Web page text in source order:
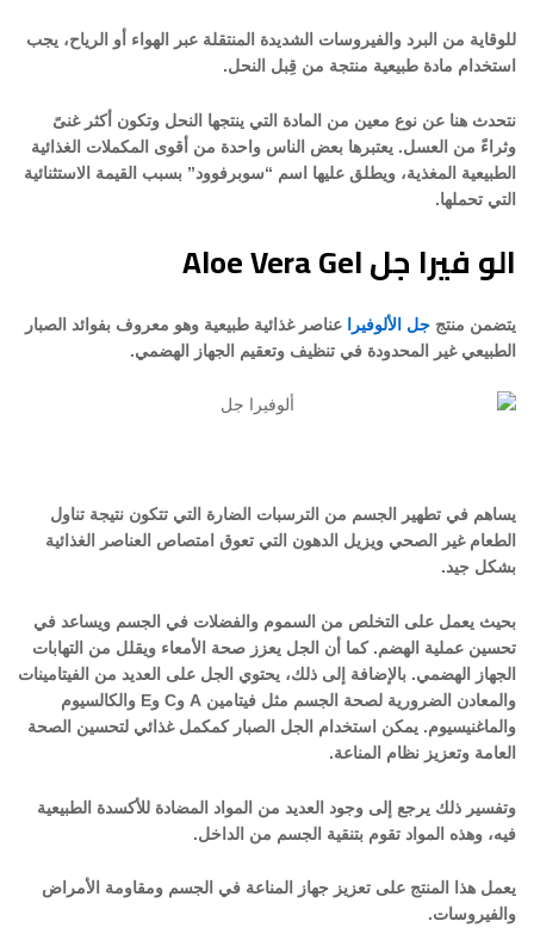
للوقاية من البرد والفيروسات الشديدة المنتقلة عبر الهواء أو الرياح، يجب
استخدام مادة طبيعية منتجة من قِبل النحل.
نتحدث هنا عن نوع معين من المادة التي ينتجها النحل وتكون أكثر غنىً
وثراءً من العسل. يعتبرها بعض الناس واحدة من أقوى المكملات الغذائية
الطبيعية المغذية، ويطلق عليها اسم “سوبرفوود” بسبب القيمة الاستثنائية
التي تحملها.
الو فيرا جل Aloe Vera Gel
يتضمن منتج جل الألوفيرا
عناصر غذائية طبيعية وهو معروف بفوائد الصبار
الطبيعي غير المحدودة في تنظيف وتعقيم الجهاز الهضمي.
يساهم في تطهير الجسم من الترسبات الضارة التي تتكون نتيجة تناول
الطعام غير الصحي ويزيل الدهون التي تعوق امتصاص العناصر الغذائية
بشكل جيد.
بحيث يعمل على التخلص من السموم والفضلات في الجسم ويساعد في
تحسين عملية الهضم. كما أن الجل يعزز صحة الأمعاء ويقلل من التهابات
الجهاز الهضمي. بالإضافة إلى ذلك، يحتوي الجل على العديد من الفيتامينات
والمعادن الضرورية لصحة الجسم مثل فيتامين A وC وE والكالسيوم
والماغنيسيوم. يمكن استخدام الجل الصبار كمكمل غذائي لتحسين الصحة
العامة وتعزيز نظام المناعة.
وتفسير ذلك يرجع إلى وجود العديد من المواد المضادة للأكسدة الطبيعية
فيه، وهذه المواد تقوم بتنقية الجسم من الداخل.
يعمل هذا المنتج على تعزيز جهاز المناعة في الجسم ومقاومة الأمراض
والفيروسات.